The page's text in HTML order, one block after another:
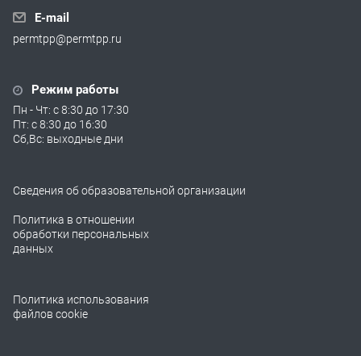
E-mail
permtpp@permtpp.ru
Режим работы
Пн - Чт: с 8:30 до 17:30
Пт: с 8:30 до 16:30
Сб,Вс: выходные дни
Сведения об образовательной организации
Политика в отношении
обработки персональных
данных
Политика использования
файлов cookie